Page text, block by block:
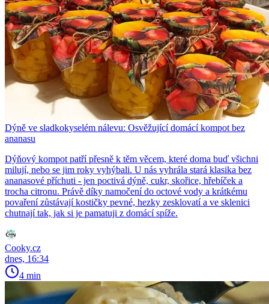
Dýně ve sladkokyselém nálevu: Osvěžující domácí kompot bez
ananasu
Dýňový kompot patří přesně k těm věcem, které doma buď všichni
milují, nebo se jim roky vyhýbali. U nás vyhrála stará klasika bez
ananasové příchuti - jen poctivá dýně, cukr, skořice, hřebíček a
trocha citronu. Právě díky namočení do octové vody a krátkému
povaření zůstávají kostičky pevné, hezky zesklovatí a ve sklenici
chutnají tak, jak si je pamatuji z domácí spíže.
Cooky.cz
dnes, 16:34
4 min